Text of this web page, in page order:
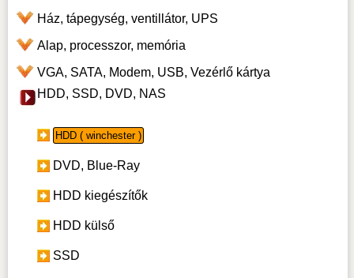
Ház, tápegység, ventillátor, UPS
Alap, processzor, memória
VGA, SATA, Modem, USB, Vezérlő kártya
HDD, SSD, DVD, NAS
HDD ( winchester )
DVD, Blue-Ray
HDD kiegészítők
HDD külső
SSD